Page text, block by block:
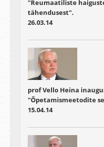
"Reumaatiliste
tähendusest".
26.03.14
prof Vello Heina
"Õpetamismeetodite
15.04.14